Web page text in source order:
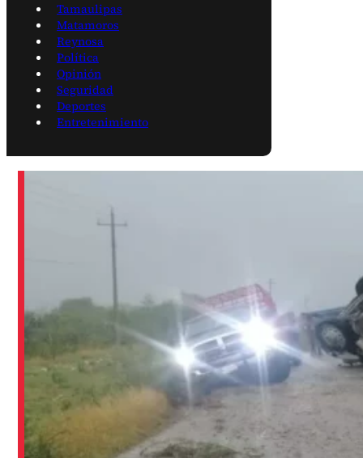
Tamaulipas
Matamoros
Reynosa
Política
Opinión
Seguridad
Deportes
Entretenimiento